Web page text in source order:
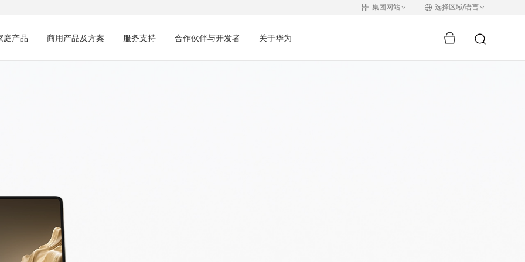
集团网站 选择区域/语言
庭产品 商用产品及方案 服务支持 合作伙伴与开发者 关于华为